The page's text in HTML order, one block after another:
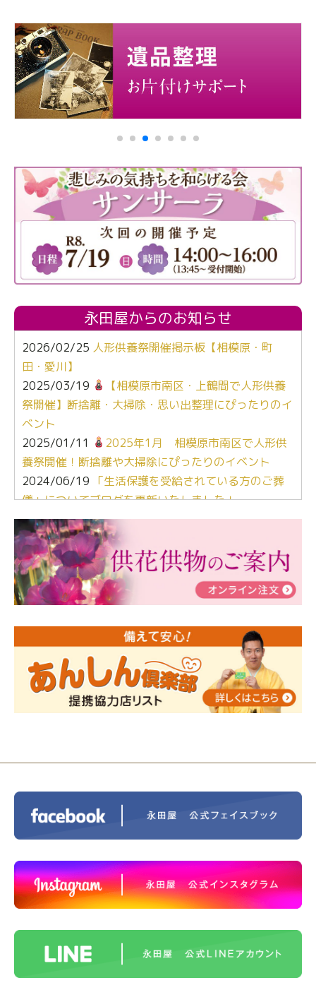
永田屋からのお知らせ
2026/02/25 人形供養祭開催掲示板【相模原・町
田・愛川】
2025/03/19
【相模原市南区・上鶴間で人形供養
祭開催】断捨離・大掃除・思い出整理にぴったりのイ
ベント
2025/01/11
2025年1月 相模原市南区で人形供
養祭開催！断捨離や大掃除にぴったりのイベント
2024/06/19 「生活保護を受給されている方のご葬
儀」についてブログを更新いたしました！
2024/03/06【終活なるほど教室】「マンガで学
ぶ！はじめてのお葬式」小さな家族葬ハウス®町田成
瀬 ご参加ありがとうございました！
2024/01/19令和6年能登半島地震災害の寄付のご報
告
人形供養 寄付のご報告
2023/12/16終活なるほど教室＠小さな家族葬ハウ
ス®上鶴間 エンディングノートを書いてみよう！
2023/11/29 永田屋創業110周年記念式典 レンブラ
ントホテル東京町田